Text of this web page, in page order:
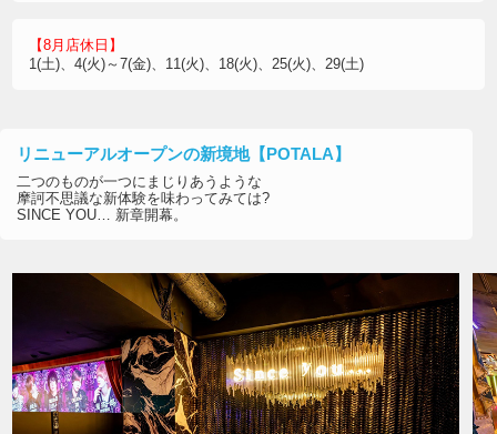
【8月店休日】
1(土)、4(火)～7(金)、11(火)、18(火)、25(火)、29(土)
リニューアルオープンの新境地【POTALA】
二つのものが一つにまじりあうような
摩訶不思議な新体験を味わってみては?
SINCE YOU… 新章開幕。